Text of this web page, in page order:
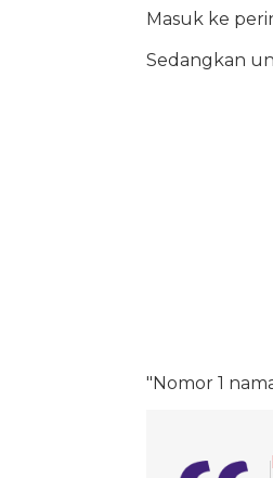
Masuk ke
Sedangkan
"Nomor 1